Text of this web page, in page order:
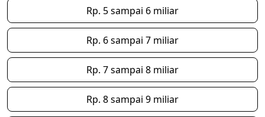
Rp. 5 sampai 6 miliar
Rp. 6 sampai 7 miliar
Rp. 7 sampai 8 miliar
Rp. 8 sampai 9 miliar